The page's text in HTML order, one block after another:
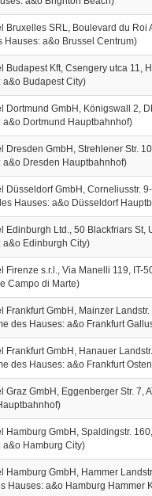
Bruxelles SRL, Boulevard du Roi
Hauses: a&o Brussel Centrum)
Budapest Kft, Csengery utca 11,
Budapest City)
Dortmund GmbH, Königswall 2,
a&o Dortmund Hauptbahnhof)
Dresden GmbH, Strehlener Str.
a&o Dresden Hauptbahnhof)
Düsseldorf GmbH, Corneliusstr.
Hauses: a&o Düsseldorf
Edinburgh Ltd., 50 Blackfriars St,
Edinburgh City)
Firenze s.r.l., Via Manelli 119, IT-
Campo di Marte)
Frankfurt GmbH, Mainzer
des Hauses: a&o Frankfurt
Frankfurt GmbH, Hanauer
des Hauses: a&o Frankfurt
Graz GmbH, Eggenberger Str. 7,
Hamburg GmbH, Spaldingstr.
Hamburg City)
Hamburg GmbH, Hammer
Hauses: a&o Hamburg Hammer